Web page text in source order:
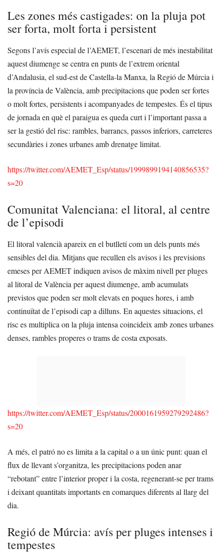
Les zones més castigades: on la pluja pot
ser forta, molt forta i persistent
Segons l’avís especial de l’AEMET, l’escenari de més inestabilitat
aquest diumenge se centra en punts de l’extrem oriental
d’Andalusia, el sud-est de Castella-la Manxa, la Regió de Múrcia i
la província de València, amb precipitacions que poden ser fortes
o molt fortes, persistents i acompanyades de tempestes. És el tipus
de jornada en què el paraigua es queda curt i l’important passa a
ser la gestió del risc: rambles, barrancs, passos inferiors, carreteres
secundàries i zones urbanes amb drenatge limitat.
https://twitter.com/AEMET_Esp/status/1999899194140856535?
s=20
Comunitat Valenciana: el litoral, al centre
de l’episodi
El litoral valencià apareix en el butlletí com un dels punts més
sensibles del dia. Mitjans que recullen els avisos i les previsions
emeses per AEMET indiquen avisos de màxim nivell per pluges
al litoral de València per aquest diumenge, amb acumulats
previstos que poden ser molt elevats en poques hores, i amb
continuïtat de l’episodi cap a dilluns. En aquestes situacions, el
risc es multiplica on la pluja intensa coincideix amb zones urbanes
denses, rambles properes o trams de costa exposats.
https://twitter.com/AEMET_Esp/status/2000161959279292486?
s=20
A més, el patró no es limita a la capital o a un únic punt: quan el
flux de llevant s’organitza, les precipitacions poden anar
“rebotant” entre l’interior proper i la costa, regenerant-se per trams
i deixant quantitats importants en comarques diferents al llarg del
dia.
Regió de Múrcia: avís per pluges intenses i
tempestes